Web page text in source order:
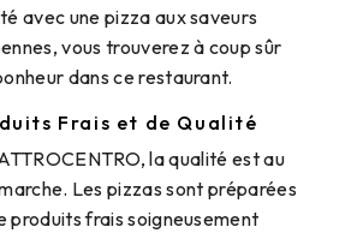
avec une pizza aux saveurs
vous trouverez à coup sûr
dans ce restaurant.
Frais et de Qualité
la qualité est au
Les pizzas sont préparées
produits frais soigneusement